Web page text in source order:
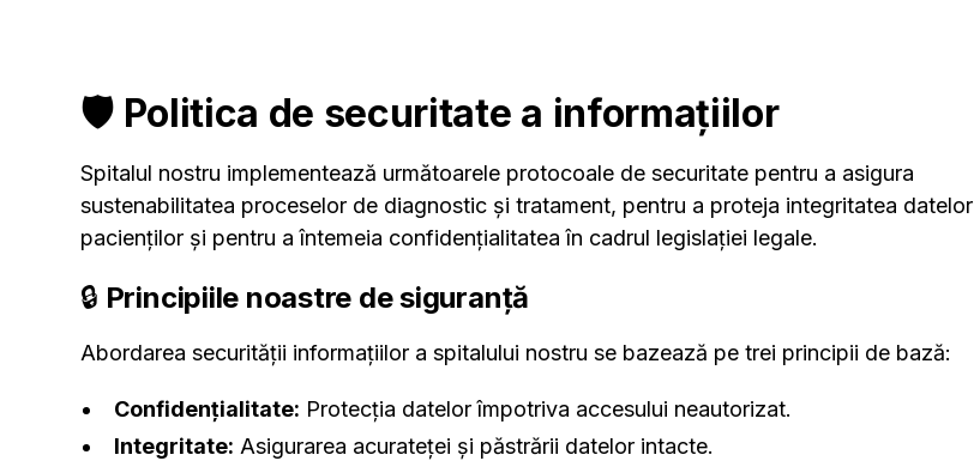
🛡️ Politica de securitate a informațiilor
Spitalul nostru implementează următoarele protocoale de securitate pentru a asigura
sustenabilitatea proceselor de diagnostic și tratament, pentru a proteja integritatea datelor
pacienților și pentru a întemeia confidențialitatea în cadrul legislației legale.
🔒 Principiile noastre de siguranță
Abordarea securității informațiilor a spitalului nostru se bazează pe trei principii de bază:
Confidențialitate: Protecția datelor împotriva accesului neautorizat.
Integritate: Asigurarea acurateței și păstrării datelor intacte.